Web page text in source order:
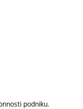
podniku.